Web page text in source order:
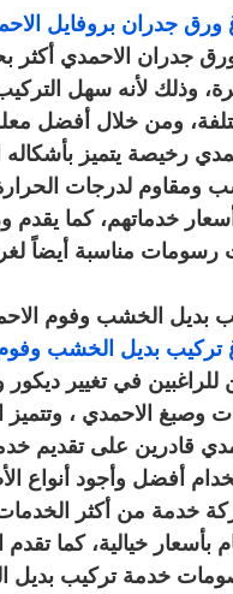
جدران بروفايل الاحمدي / 66874433 /
جدران الاحمدي
وذلك لأنه سهل
ومن خلال أفضل
رخيصة يتميز بأشكاله
ومقاوم لدرجات
خدماتهم، كما يقدم
رسومات مناسبة أيضاً
بديل الخشب وفوم
بديل الخشب وفوم الاحمدي /
للراغبين في تغيير
وصبغ الاحمدي ،
قادرين على تقديم
أفضل وأجود أنواع
خدمة من أكثر
بأسعار خيالية، كما
خدمة تركيب بديل